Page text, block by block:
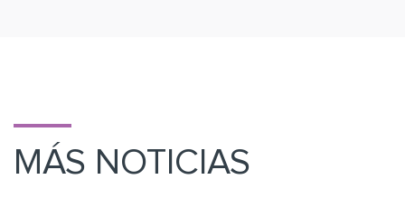
MÁS NOTICIAS